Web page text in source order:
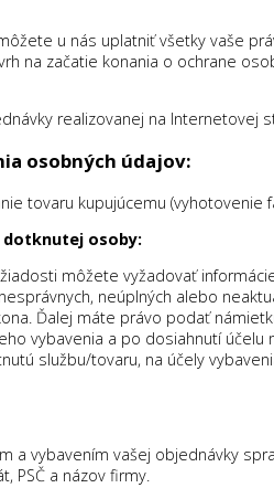
u nás uplatniť všetky vaše
na začatie konania o ochrane
realizovanej na
osobných údajov:
tovaru kupujúcemu (vyhotovenie
dotknutej osoby:
môžete vyžadovať
neúplných alebo
Ďalej máte právo podať
vybavenia a po dosiahnutí
službu/tovaru, na účely
a vybavením vašej objednávky
PSČ a názov firmy.